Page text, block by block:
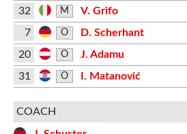
32
M V. Grifo
7 O D. Scherhant
20 O
J. Adamu
31
O I. Matanović
COACH